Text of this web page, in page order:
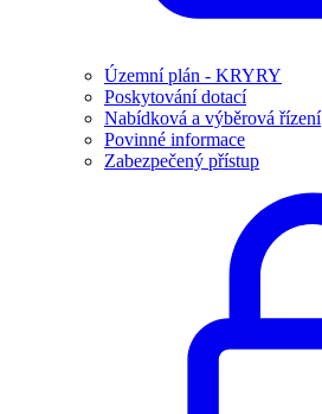
Územní plán - KRYRY
Poskytování dotací
Nabídková a výběrová řízení
Povinné informace
Zabezpečený přístup